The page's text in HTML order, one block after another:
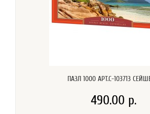
ПАЗЛ 1000 АРТ.C-103713
490.00 р.